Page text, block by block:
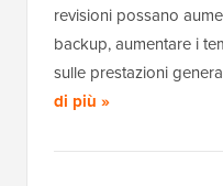
revisioni possano
backup, aumentare i
sulle prestazioni
di più »